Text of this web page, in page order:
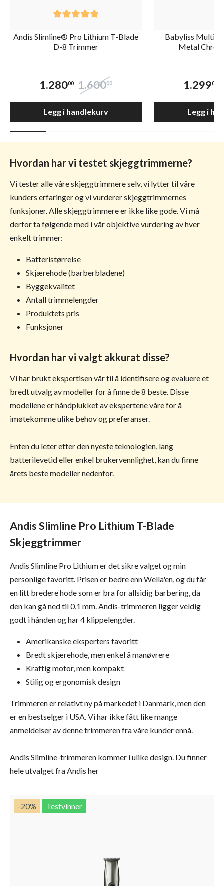
Andis Slimline® Pro Lithium T-Blade
D-8 Trimmer
1.28000 1.60000
Legg i handlekurv
Babyliss Multi-
Metal
1.29900
Legg i
Hvordan har vi testet skjeggtrimmerne?
Vi tester alle våre skjeggtrimmere selv, vi lytter til våre
kunders erfaringer og vi vurderer skjeggtrimmernes
funksjoner. Alle skjeggtrimmere er ikke like gode. Vi må
derfor ta følgende med i vår objektive vurdering av hver
enkelt trimmer:
Batteristørrelse
Skjærehode (barberbladene)
Byggekvalitet
Antall trimmelengder
Produktets pris
Funksjoner
Hvordan har vi valgt akkurat disse?
Vi har brukt ekspertisen vår til å identifisere og evaluere et
bredt utvalg av modeller for å finne de 8 beste. Disse
modellene er håndplukket av ekspertene våre for å
imøtekomme ulike behov og preferanser.
Enten du leter etter den nyeste teknologien, lang
batterilevetid eller enkel brukervennlighet, kan du finne
årets beste modeller nedenfor.
Andis Slimline Pro Lithium T-Blade
Skjeggtrimmer
Andis Slimline Pro Lithium er det sikre valget og min
personlige favoritt. Prisen er bedre enn Wella'en, og du får
en litt bredere hode som er bra for allsidig barbering, da
den kan gå ned til 0,1 mm. Andis-trimmeren ligger veldig
godt i hånden og har 4 klippelengder.
Amerikanske eksperters favoritt
Bredt skjærehode, men enkel å manøvrere
Kraftig motor, men kompakt
Stilig og ergonomisk design
Trimmeren er relativt ny på markedet i Danmark, men den
er en bestselger i USA. Vi har ikke fått like mange
anmeldelser av denne trimmeren fra våre kunder ennå.
Andis Slimline-trimmeren kommer i ulike design. Du finner
heleutvalget fra Andis her
-20% Testvinner